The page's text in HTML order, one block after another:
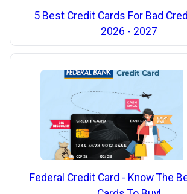
5 Best Credit Cards For Bad
2026 - 2027
Federal Credit Card - Know The